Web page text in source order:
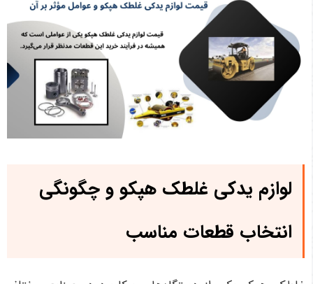
لوازم یدکی غلطک هپکو و چگونگی
انتخاب قطعات مناسب